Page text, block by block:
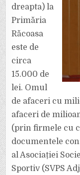
dreapta) la
Primăria
Răcoasa
este de
circa
15.000 de
lei. Omul
de afaceri cu
afaceri de
(prin firmele cu
documentele
al Asociației
Sportiv (SVPS